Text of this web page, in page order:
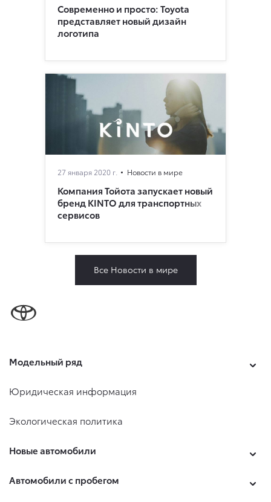
Современно и просто: Toyota
представляет новый дизайн
логотипа
27 января 2020 г. Новости в мире
Компания Тойота запускает новый
бренд KINTO для транспортных
сервисов
Все Новости в мире
Модельный ряд
Юридическая информация
Экологическая политика
Новые автомобили
Автомобили с пробегом